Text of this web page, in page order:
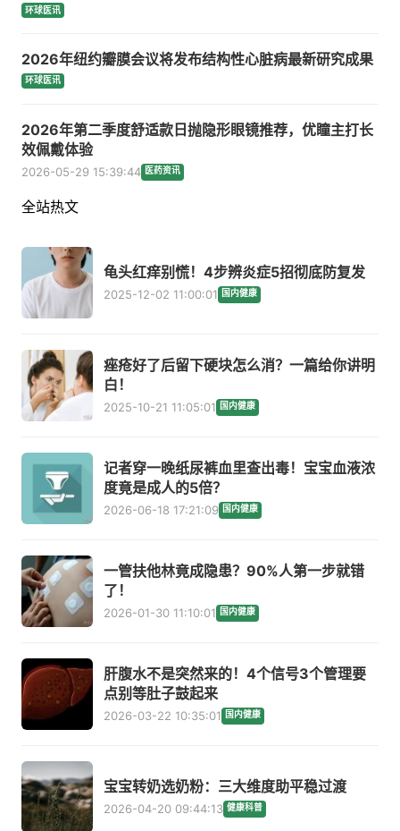
环球医讯
2026年纽约瓣膜会议将发布结构性心脏病最新研究成果
环球医讯
2026年第二季度舒适款日抛隐形眼镜推荐，优瞳主打长
效佩戴体验
2026-05-29 15:39:44 医药资讯
全站热文
龟头红痒别慌！4步辨炎症5招彻底防复发
2025-12-02 11:00:01 国内健康
痤疮好了后留下硬块怎么消？一篇给你讲明
白！
2025-10-21 11:05:01 国内健康
记者穿一晚纸尿裤血里查出毒！宝宝血液浓
度竟是成人的5倍？
2026-06-18 17:21:09 国内健康
一管扶他林竟成隐患？90%人第一步就错
了！
2026-01-30 11:10:01 国内健康
肝腹水不是突然来的！4个信号3个管理要
点别等肚子鼓起来
2026-03-22 10:35:01 国内健康
宝宝转奶选奶粉：三大维度助平稳过渡
2026-04-20 09:44:13 健康科普